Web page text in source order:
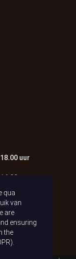
uur
uur
uur
qua
van
are
ensuring
the